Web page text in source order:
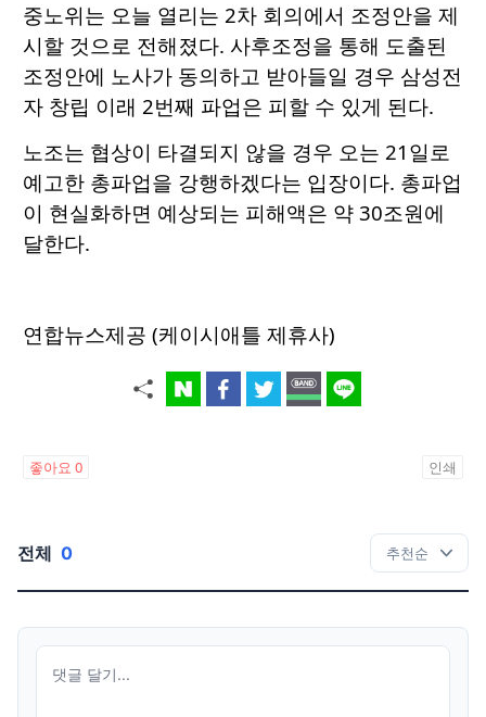
중노위는 오늘 열리는 2차 회의에서 조정안을 제
시할 것으로 전해졌다. 사후조정을 통해 도출된
조정안에 노사가 동의하고 받아들일 경우 삼성전
자 창립 이래 2번째 파업은 피할 수 있게 된다.
노조는 협상이 타결되지 않을 경우 오는 21일로
예고한 총파업을 강행하겠다는 입장이다. 총파업
이 현실화하면 예상되는 피해액은 약 30조원에
달한다.
연합뉴스제공 (케이시애틀 제휴사)
좋아요 0 인쇄
전체 0